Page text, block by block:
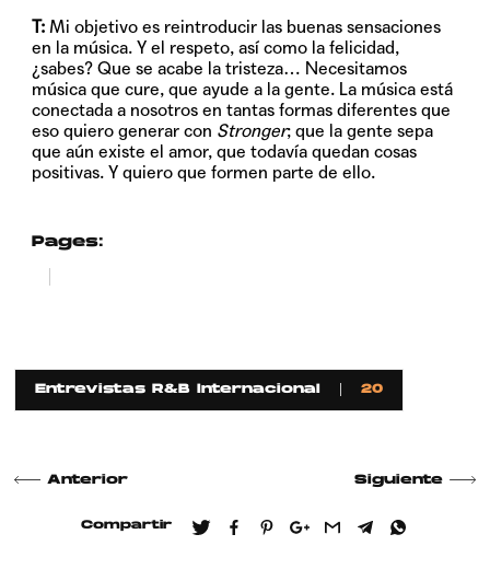
T: Mi objetivo es reintroducir las buenas sensaciones
en la música. Y el respeto, así como la felicidad,
¿sabes? Que se acabe la tristeza… Necesitamos
música que cure, que ayude a la gente. La música está
conectada a nosotros en tantas formas diferentes que
eso quiero generar con Stronger; que la gente sepa
que aún existe el amor, que todavía quedan cosas
positivas. Y quiero que formen parte de ello.
Pages:
1
Entrevistas R&B Internacional 20
Anterior Siguiente
Compartir